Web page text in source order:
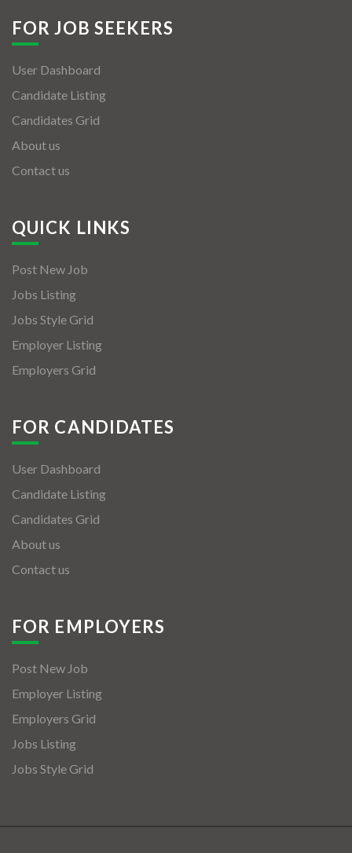
FOR JOB SEEKERS
User Dashboard
Candidate Listing
Candidates Grid
About us
Contact us
QUICK LINKS
Post New Job
Jobs Listing
Jobs Style Grid
Employer Listing
Employers Grid
FOR CANDIDATES
User Dashboard
Candidate Listing
Candidates Grid
About us
Contact us
FOR EMPLOYERS
Post New Job
Employer Listing
Employers Grid
Jobs Listing
Jobs Style Grid